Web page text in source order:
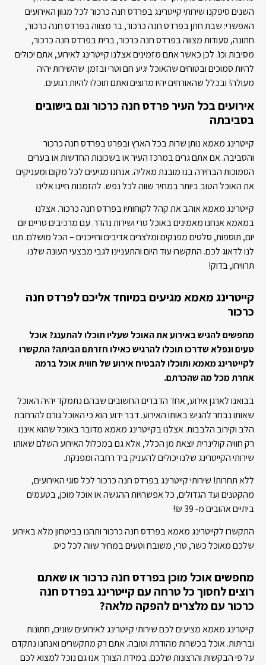
השנים סיפקנו שירותי קייטרינג בפרדס חנה כרכור לכל מגוון האירועים
האפשרי: שבת חתן בפרדס חנה כרכור, בר מצווה בפרדס חנה כרכור,
חתונה, סעודות מצווה בפרדס חנה כרכור, ברית בפרדס חנה כרכור,
מסיבות וכו'. לכן כאשר אתם מזמינים אצלנו קייטרינג לאירוע, אתם יכולים
להיות סמוכים ובטוחים שהאוכל יגיע חם וטרי ובזמן. שהשירות יהיה
מעולה! ובכלל שהאורחים יהיו מרוצים ואתם תוכלו להיות רגועים.
אירועים בכל העיר פרדס חנה כרכור וגם בישובים
בסביבתה
קייטרינג מאמא נותן שרות בכל הארץ ובפרט בפרדס חנה כרכור
והסביבה. אם אתם גרים במרכז העיר או בשכונות החדשות או בערים
הסמוכות הבחירה בנו מובנת מאליה. אנחנו מגיעים לכל מקום ומעניקים
את האוכל הטוב ביותר במחיר שווה לכל נפש. להזמנות חייגו אלינו
קייטרינג מאמא אוהב את קהל לקוחותיו בפרדס חנה כרכור. אצלנו
במאמא אנחנו מאמינים באוכל טרי ושירות נהדר. עם מרכיבים טריים יום
יום, תוספות, סלטים מפנקים ומלצרים אדיבים וחייכנים – הכל מושלם. תנו
לנו לדאוג לכם. התקשרו עוד היום והתעניינו לגבי מבצעי העונה שלנו.
תרוויחו, בדוק!
קייטרינג מאמא מגיעים במיוחד אליכם לפרדס חנה
כרכור
מחפשים להגיש באירוע את האוכל שעליו תוכלו להתענג? אוכל
טעים ונפלא שדרכו תוכלו להרגיש כאילו חזרתם הביתה? התקשרו
לקייטרינג מאמא ותוכלו להבטיח אירוע של חווית אוכל ברמה
אחרת מכל מה שהכרתם.
בבואנו לארגן אירוע, אחד הדברים החשובים שבהם נתמקד יהיה האוכל
שאותו נבחר להגיש באותו האירוע. דבר ידוע הוא כי האוכל גורם להרחבת
הלב וקירוב הלבבות. אצלנו בקייטרינג מאמא מדובר באוכל שהוא איננו
רק חוויה קולינרית יוצאת מן הכלל, אלא גם במכלול האירוע השלם שאותו
שירותי הקייטרינג שלנו יכולים להעניק ביד רחבה ומפנקת.
ללא תחרות! שירותי קייטרינג בפרדס חנה כרכור לכל סוגי האירועים,
מהקטנים ועד הגדולים, כל אפשרויות ההגשה או אוכל מוכן, בטעמים
ביתיים אהובים מ- 39 ₪!
התקשרו לקייטרינג מאמא בפרדס חנה כרכור ותהנו בביטחון מלא באירוע
שלכם מאוכל כשר, טרי, משובח וטעים במחיר שווה לכל כיס.
מחפשים אוכל מוכן בפרדס חנה כרכור או שאתם
רוצים לחסוך כל טרחה עם קייטרינג בפרדס חנה
כרכור עם מלצרים להפקה מלאה?
קייטרינג מאמא מציעים לכם שירותי קייטרינג לאירועים שונים, חתונות
ובריתות. אוכל בכשרות מהודרת וטובה. אתם רק מתקשרים ואנחנו נתקדם
על פי הבקשות והרצונות שלכם. במידת הצורך אנו גם נוכל למצוא לכם